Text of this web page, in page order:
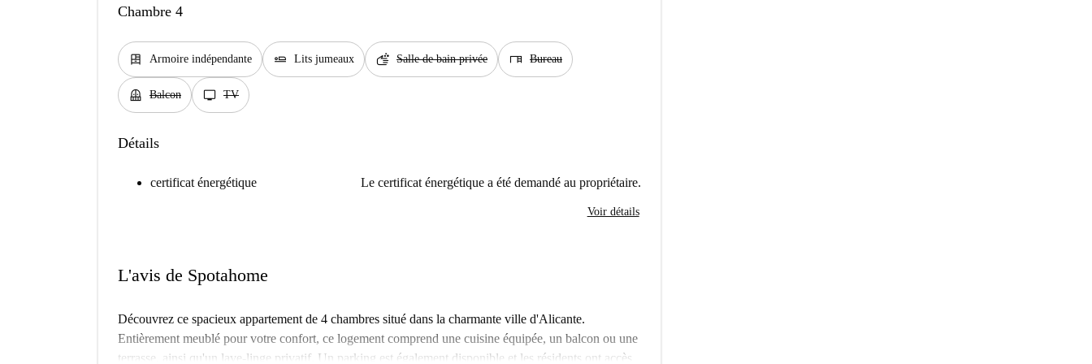
Chambre 4
dresser Armoire indépendante airline_seat_flat Lits jumeaux soap Salle de bain privée desk Bureau
balcony Balcon tv TV
Détails
certificat énergétique Le certificat énergétique a été demandé au propriétaire.
Voir détails
L'avis de Spotahome
Découvrez ce spacieux appartement de 4 chambres situé dans la charmante ville d'Alicante.
Entièrement meublé pour votre confort, ce logement comprend une cuisine équipée, un balcon ou une
terrasse, ainsi qu'un lave-linge privatif. Un parking est également disponible et les résidents ont accès